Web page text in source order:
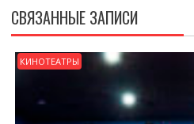
СВЯЗАННЫЕ ЗАПИСИ
КИНОТЕАТРЫ